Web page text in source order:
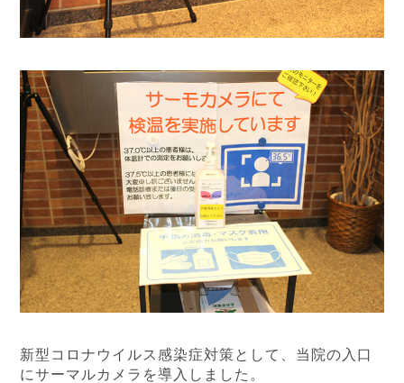
新型コロナウイルス感染症対策として、当院の入口
にサーマルカメラを導入しました。